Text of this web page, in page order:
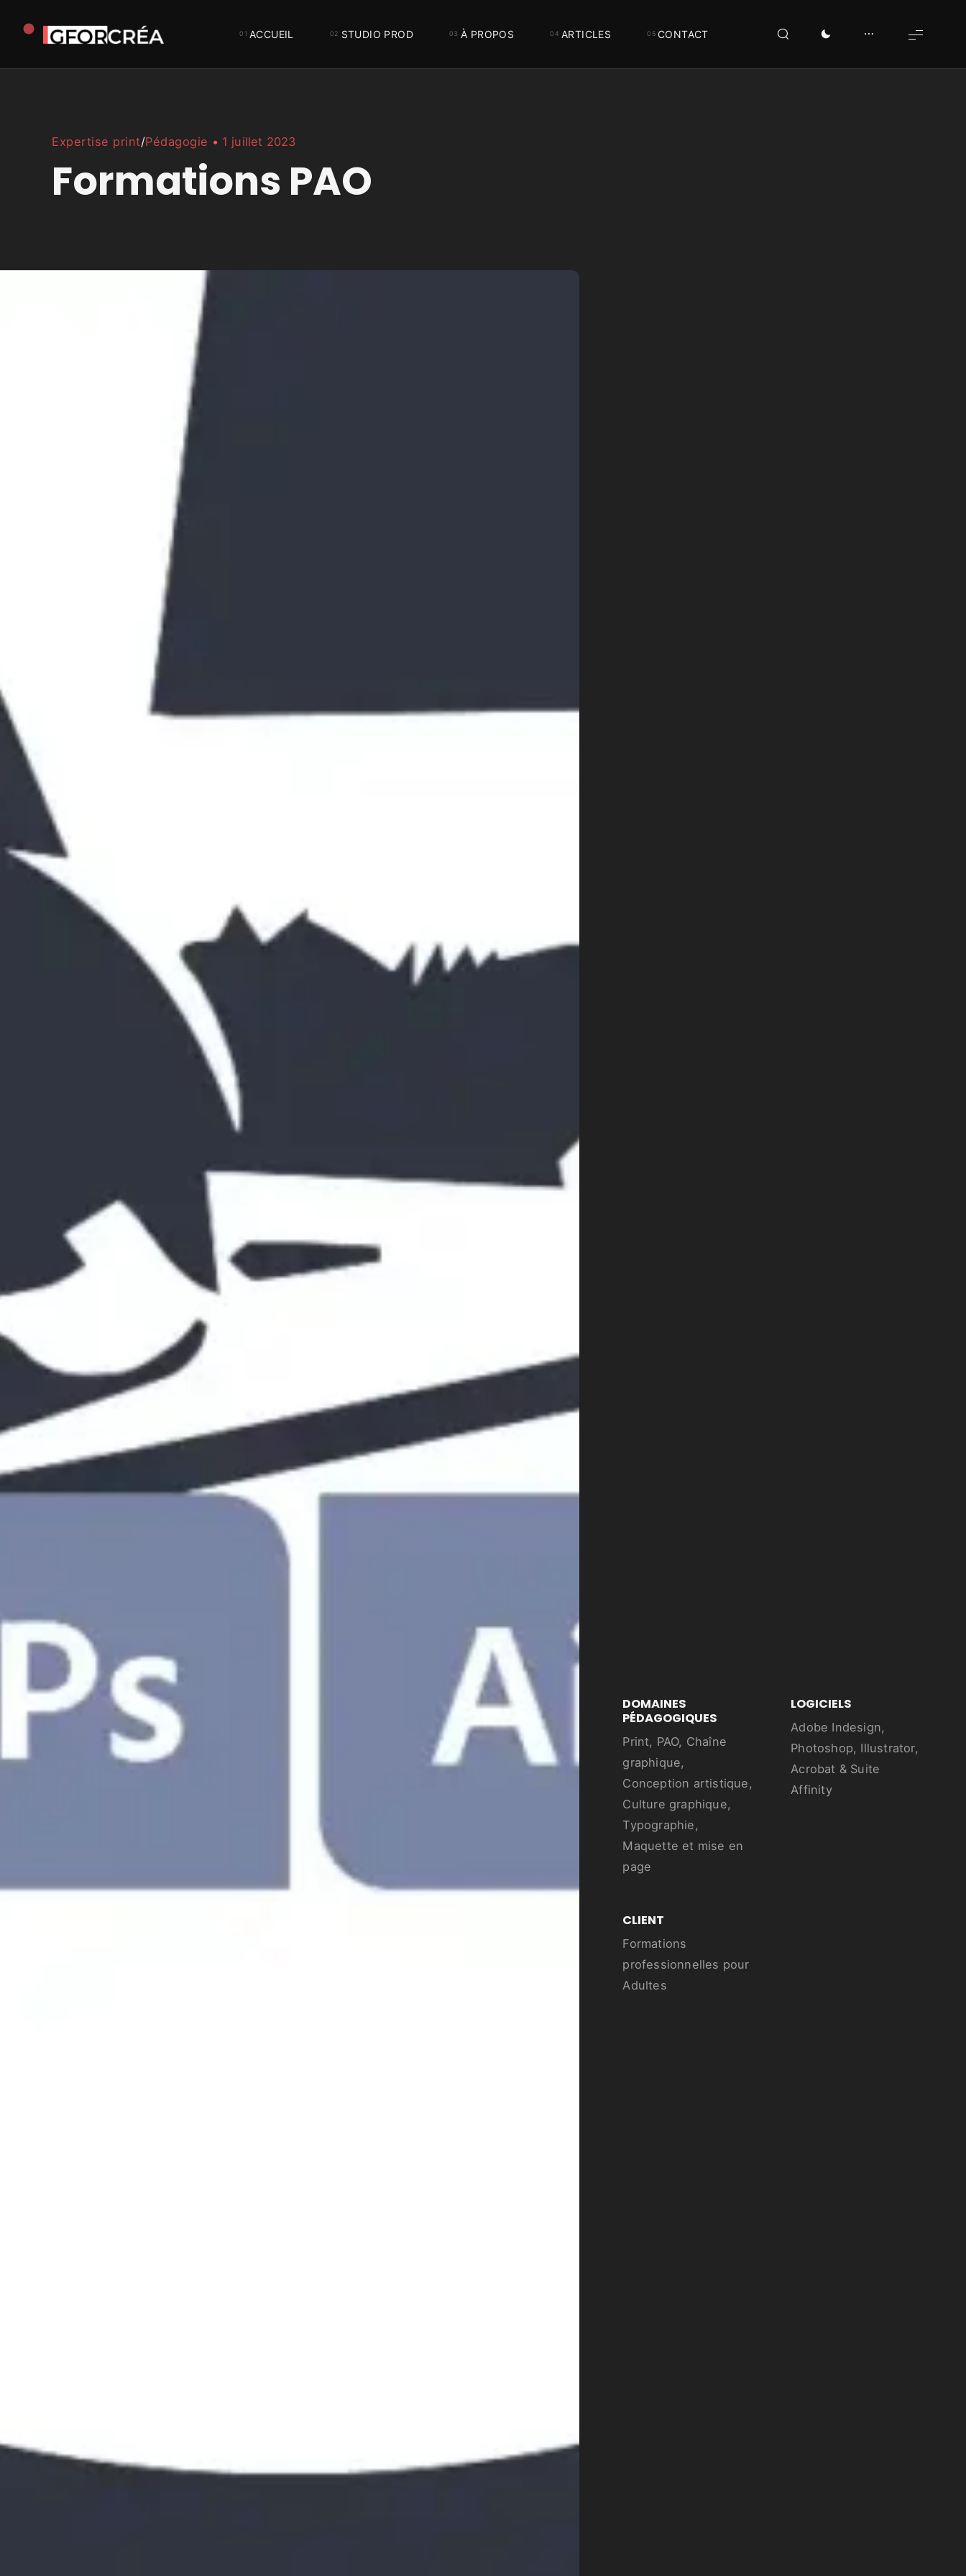
Studio
ACCUEIL STUDIO PROD À PROPOS ARTICLES CONTACT
Expertise print/Pédagogie 1 juillet 2023
Formations PAO
DOMAINES
PÉDAGOGIQUES
Print, PAO, Chaîne
graphique,
Conception artistique,
Culture graphique,
Typographie,
Maquette et mise en
page
LOGICIELS
Adobe Indesign,
Photoshop, Illustrator,
Acrobat & Suite
Affinity
CLIENT
Formations
professionnelles pour
Adultes